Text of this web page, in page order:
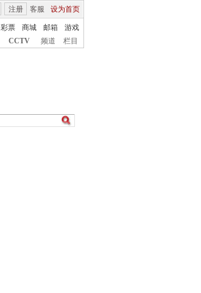
客服 设为首页
注册
彩票 商城 邮箱
游戏
CCTV 频道 栏目